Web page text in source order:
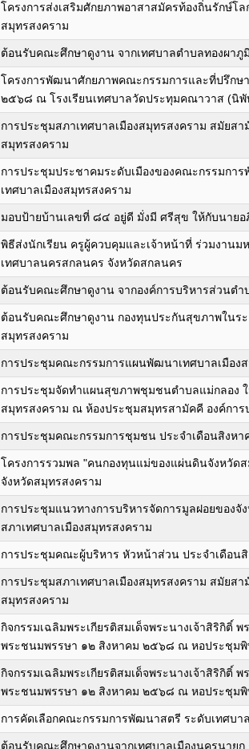
โครงการส่งเสริมศักยภาพอาสาสมัครท้องถิ่นรักษ์โ
สมุทรสงคราม
ต้อนรับคณะศึกษาดูงาน จากเทศบาลตำบลทองผา
โครงการพัฒนาศักยภาพคณะกรรมการและที่ปรึก
๒๕๖๘ ณ โรงเรียนเทศบาลวัดประทุมคณาวาส (นิ
การประชุมสภาเทศบาลเมืองสมุทรสงคราม สมัย
สมุทรสงคราม
การประชุมประชาคมระดับเมืองของคณะกรรมกา
เทศบาลเมืองสมุทรสงคราม
มอบป้ายบ้านเลขที่ ๘๔ อยู่ดี มั่งมี ศรีสุข ให้กับนาย
พิธีส่งนักเรียน ครูผู้ควบคุมและเจ้าหน้าที่ ร่วมงาน
เทศบาลนครสกลนคร จังหวัดสกลนคร
ต้อนรับคณะศึกษาดูงาน จากองค์การบริหารส่วนต
ต้อนรับคณะศึกษาดูงาน กองทุนประกันสุขภาพในร
สมุทรสงคราม
การประชุมคณะกรรมการแผนพัฒนาเทศบาลเมือง
การประชุมจัดทำแผนสุขภาพชุมชนตำบลแม่กลอง ใ
สมุทรสงคราม ณ ห้องประชุมสมุทรสามัคคี องค์กา
การประชุมคณะกรรมการชุมชน ประจำเดือนสิงห
โครงการรวมพล "คนกองทุนแม่ของแผ่นดินจังหวั
จังหวัดสมุทรสงคราม
การประชุมแนวทางการบริหารจัดการมูลฝอยของ
สภาเทศบาลเมืองสมุทรสงคราม
การประชุมคณะผู้บริหาร หัวหน้าส่วน ประจำเดือ
การประชุมสภาเทศบาลเมืองสมุทรสงคราม สมัย
สมุทรสงคราม
กิจกรรมเฉลิมพระเกียรติสมเด็จพระนางเจ้าสิริกิ
พระชนมพรรษา ๑๒ สิงหาคม ๒๕๖๘ ณ หอประชุม
กิจกรรมเฉลิมพระเกียรติสมเด็จพระนางเจ้าสิริกิ
พระชนมพรรษา ๑๒ สิงหาคม ๒๕๖๘ ณ หอประชุม
การคัดเลือกคณะกรรมการพัฒนาสตรี ระดับเทศบ
ต้อนรับคณะศึกษาดูงานจากเทศบาลเมืองนครนา